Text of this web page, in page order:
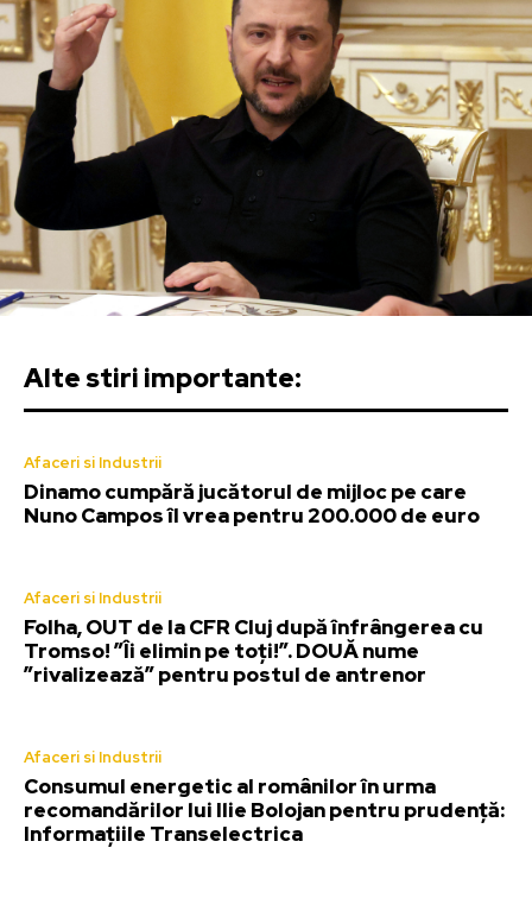
Alte stiri importante:
Afaceri si Industrii
Dinamo cumpără jucătorul de mijloc pe care
Nuno Campos îl vrea pentru 200.000 de euro
Afaceri si Industrii
Folha, OUT de la CFR Cluj după înfrângerea cu
Tromso! ”Îi elimin pe toți!”. DOUĂ nume
”rivalizează” pentru postul de antrenor
Afaceri si Industrii
Consumul energetic al românilor în urma
recomandărilor lui Ilie Bolojan pentru prudență:
Informațiile Transelectrica